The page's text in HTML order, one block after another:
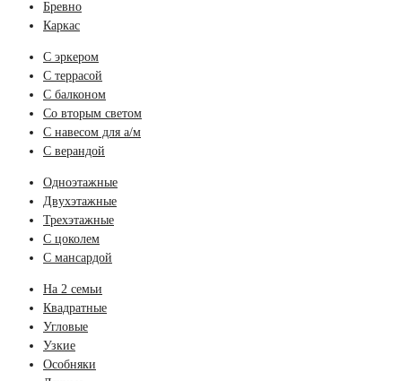
Бревно
Каркас
С эркером
С террасой
С балконом
Со вторым светом
С навесом для а/м
С верандой
Одноэтажные
Двухэтажные
Трехэтажные
С цоколем
С мансардой
На 2 семьи
Квадратные
Угловые
Узкие
Особняки